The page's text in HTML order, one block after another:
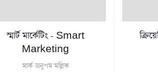
স্মার্ট মার্কেটিং - Smart
Marketing
মার্ক অনুপম মল্লিক